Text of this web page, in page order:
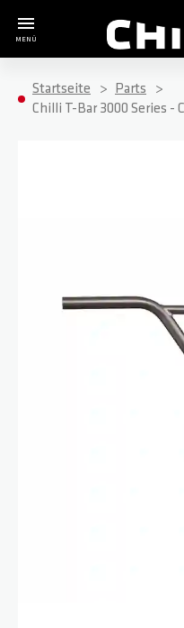
MENÜ
Startseite
Parts
Chilli T-Bar 3000 Series -